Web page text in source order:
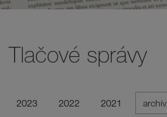
Tlačové správy
2023 2022 2021 archív